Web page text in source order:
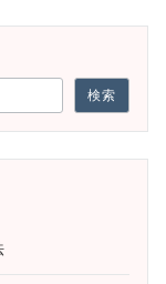
検索